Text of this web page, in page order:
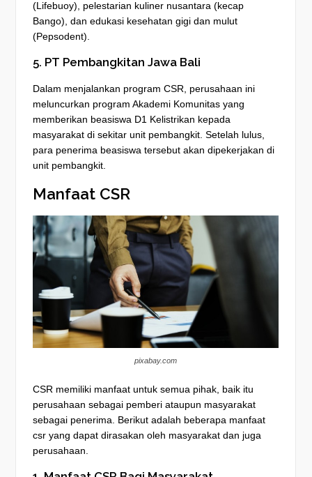
(Lifebuoy), pelestarian kuliner nusantara (kecap
Bango), dan edukasi kesehatan gigi dan mulut
(Pepsodent).
5. PT Pembangkitan Jawa Bali
Dalam menjalankan program CSR, perusahaan ini
meluncurkan program Akademi Komunitas yang
memberikan beasiswa D1 Kelistrikan kepada
masyarakat di sekitar unit pembangkit. Setelah lulus,
para penerima beasiswa tersebut akan dipekerjakan di
unit pembangkit.
Manfaat CSR
pixabay.com
CSR memiliki manfaat untuk semua pihak, baik itu
perusahaan sebagai pemberi ataupun masyarakat
sebagai penerima. Berikut adalah beberapa manfaat
csr yang dapat dirasakan oleh masyarakat dan juga
perusahaan.